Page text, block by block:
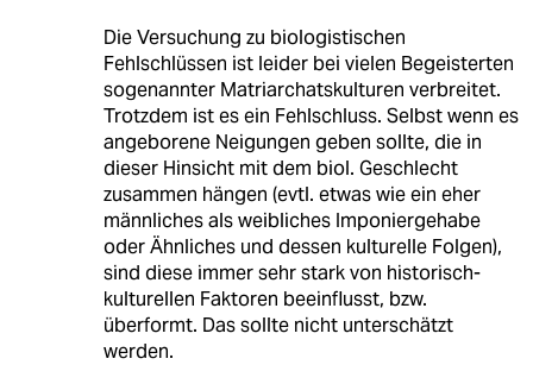
Die Versuchung zu biologistischen
Fehlschlüssen ist leider bei vielen Begeisterten
sogenannter Matriarchatskulturen verbreitet.
Trotzdem ist es ein Fehlschluss. Selbst wenn es
angeborene Neigungen geben sollte, die in
dieser Hinsicht mit dem biol. Geschlecht
zusammen hängen (evtl. etwas wie ein eher
männliches als weibliches Imponiergehabe
oder Ähnliches und dessen kulturelle Folgen),
sind diese immer sehr stark von historisch-
kulturellen Faktoren beeinflusst, bzw.
überformt. Das sollte nicht unterschätzt
werden.